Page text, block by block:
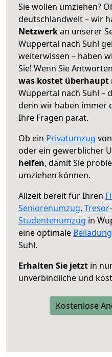
Sie wollen umziehen?
deutschlandweit – wir
Netzwerkan unserer
Wuppertal nach Suhl
weiterwissen – haben
Sie! Wenn Sie
was kostet überhaupt
Wuppertal nach Suhl –
denn wir haben immer
Ihre Fragen parat.
Ob ein Privatumzug
oder ein gewerblicher
helfen, damit Sie
umziehen können.
Allzeit bereit für Ihren
Seniorenumzug, Tresor
Studentenumzug in
eine optimale Beiladung
Suhl.
Erhalten Sie jetzt in
unverbindliche und
Kostenlose